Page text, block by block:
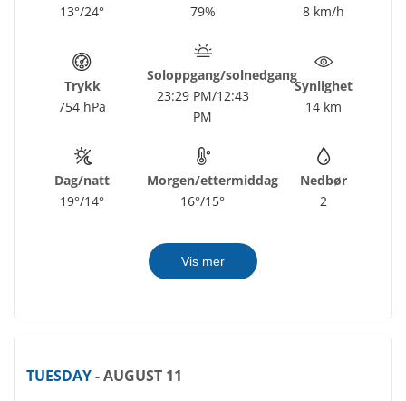
13°/24°
79%
8 km/h
Trykk
754 hPa
Soloppgang/solnedgang
23:29 PM/12:43
PM
Synlighet
14 km
Dag/natt
19°/14°
Morgen/ettermiddag
16°/15°
Nedbør
2
Vis mer
TUESDAY- AUGUST 11